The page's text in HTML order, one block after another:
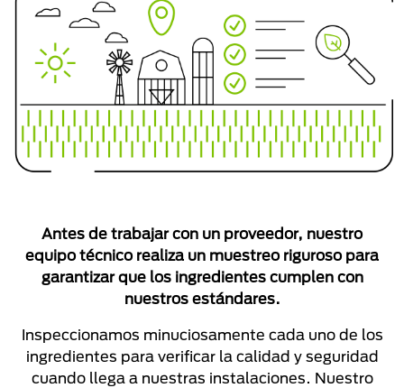
Antes de trabajar con un proveedor, nuestro
equipo técnico realiza un muestreo riguroso para
garantizar que los ingredientes cumplen con
nuestros estándares.
Inspeccionamos minuciosamente cada uno de los
ingredientes para verificar la calidad y seguridad
cuando llega a nuestras instalaciones. Nuestro